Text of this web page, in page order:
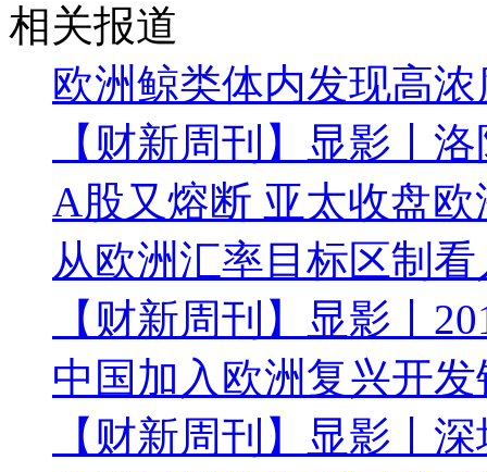
相关报道
欧洲鲸类体内发现高
【财新周刊】显影丨
A股又熔断 亚太收盘
从欧洲汇率目标区制
【财新周刊】显影丨
中国加入欧洲复兴开
【财新周刊】显影丨